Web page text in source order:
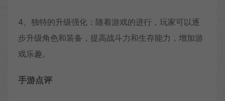
4、独特的升级强化：随着游戏的进行，玩家可以逐
步升级角色和装备，提高战斗力和生存能力，增加游
戏乐趣。
手游点评